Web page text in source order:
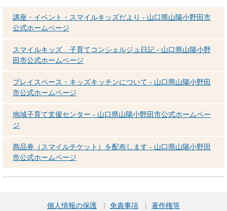
講座・イベント・スマイルキッズだより - 山口県山陽小野田市
公式ホームページ
スマイルキッズ 子育てコンシェルジュ日記 - 山口県山陽小野
田市公式ホームページ
プレイスペース・キッズキッチンについて - 山口県山陽小野田
市公式ホームページ
地域子育て支援センター - 山口県山陽小野田市公式ホームペー
ジ
商品券（スマイルチケット）を配布します - 山口県山陽小野田
市公式ホームページ
個人情報の保護 免責事項
著作権等